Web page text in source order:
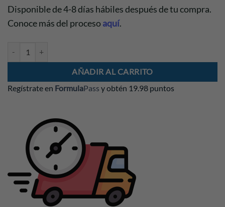
Disponible de 4-8 días hábiles después de tu compra.
Conoce más del procesoaquí.
AÑADIR AL CARRITO
Regístrate en FormulaPass y obtén 19.98 puntos